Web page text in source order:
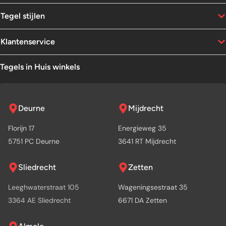
Tegel stijlen
Klantenservice
Tegels in Huis winkels
Deurne
Florijn 17
5751 PC Deurne
Mijdrecht
Energieweg 35
3641 RT Mijdrecht
Sliedrecht
Leeghwaterstraat 105
3364 AE Sliedrecht
Zetten
Wageningsestraat 35
6671 DA Zetten